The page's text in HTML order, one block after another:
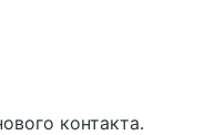
контакта.